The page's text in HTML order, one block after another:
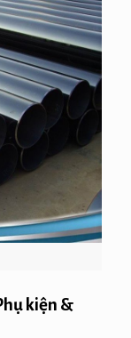
kiện &